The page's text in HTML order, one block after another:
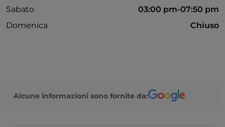
Sabato
03:00 pm-07:50 pm
Domenica
Chiuso
Alcune informazioni sono fornite da: